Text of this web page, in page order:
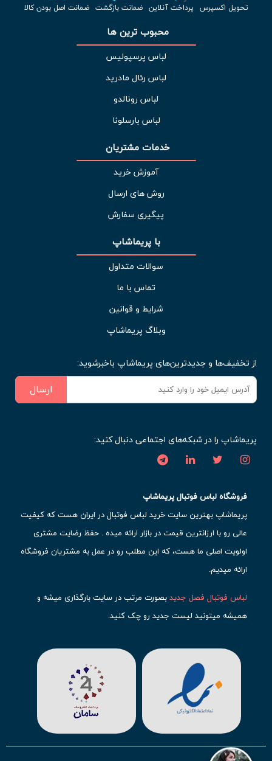
تحویل اکسپرس پرداخت آنلاین ضمانت بازگشت ضمانت اصل بودن کالا
محبوب ترین ها
لباس پرسپولیس
لباس رئال مادرید
لباس رونالدو
لباس بارسلونا
خدمات مشتریان
آموزش خرید
روش های ارسال
پیگیری سفارش
با پریماشاپ
سوالات متداول
تماس با ما
شرایط و قوانین
وبلاگ پریماشاپ
از تخفیف‌ها و جدیدترین‌های پریماشاپ باخبرشوید:
ارسال
پریماشاپ را در شبکه‌های اجتماعی دنبال کنید:
فروشگاه لباس فوتبال پریماشاپ
پریماشاپ بهترین سایت خرید لباس فوتبال در ایران هست که کیفیت
عالی رو با ارزانترین قیمت در بازار ارائه میده . حفظ رضایت مشتری
اولویت اصلی ما هست، که این مطلب رو در عمل به مشتریان فروشگاه
ارائه میدیم.
لباس فوتبال فصل جدیدبصورت مرتب در سایت بارگذاری میشه و
همیشه میتونید لیست جدید رو چک کنید.
حتما مشاهده کنید که قطعا برای تیم های مطرح دنیای فوتبال، تعداد
بیشتری محصول موجود میشه. این مورد شامل
لباس رئال مادرید
لباس اینتر میامی لباس منچستر سیتی
آث میلان میشه.
در ایران هملباس استقلال،لباس پرسپولیسولباس تیم ملی